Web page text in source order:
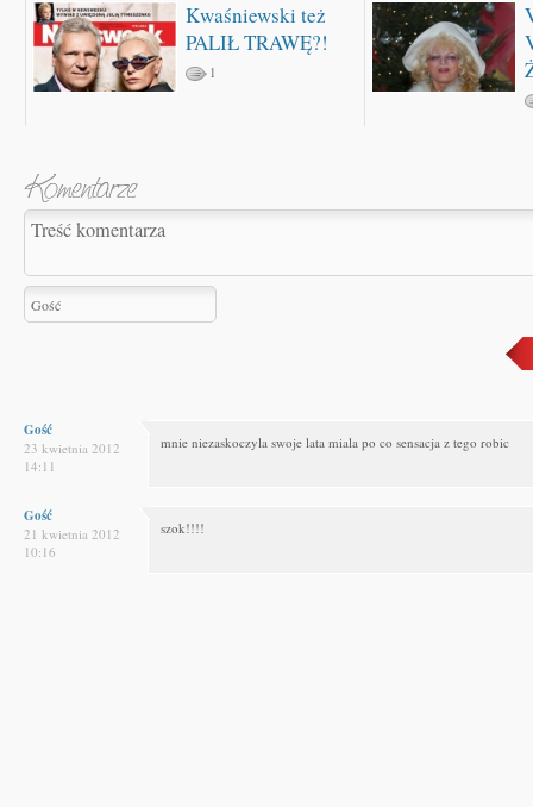
Kwaśniewski też
PALIŁ TRAWĘ?!
1
Gość
23 kwietnia 2012
14:11
mnie niezaskoczyla swoje lata miala po co sensacja z tego robic
Gość
21 kwietnia 2012
10:16
szok!!!!